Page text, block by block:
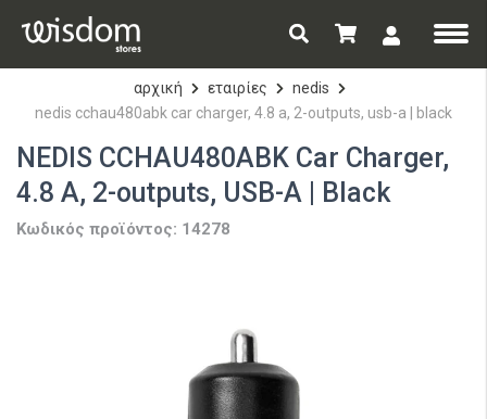
αρχική εταιρίες
nedis
nedis cchau480abk car charger, 4.8 a, 2-outputs, usb-a | black
NEDIS CCHAU480ABK Car Charger,
4.8 A, 2-outputs, USB-A | Black
Κωδικός προϊόντος: 14278